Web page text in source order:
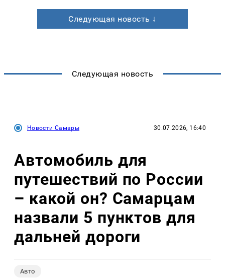
Следующая новость ↓
Следующая новость
Новости Самары 30.07.2026, 16:40
Автомобиль для
путешествий по России
– какой он? Самарцам
назвали 5 пунктов для
дальней дороги
Авто